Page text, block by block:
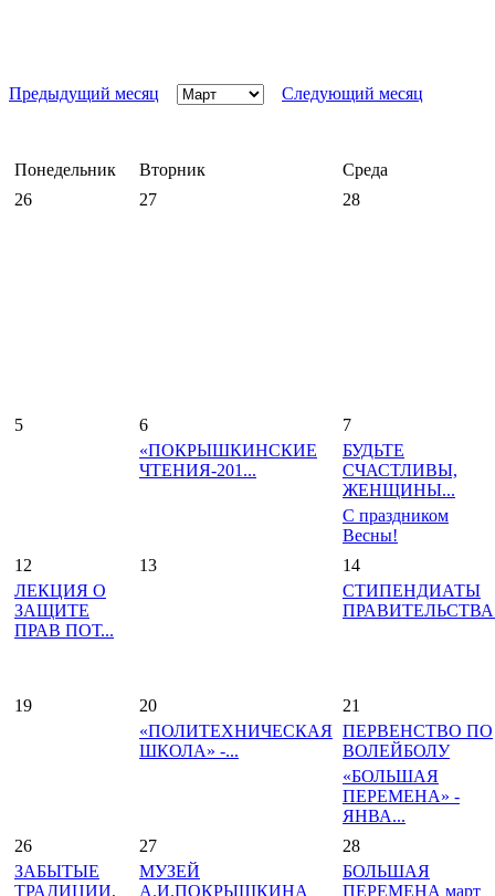
Предыдущий месяц Следующий месяц
Понедельник Вторник
Среда
26
27 28
5
6
«ПОКРЫШКИНСКИЕ
ЧТЕНИЯ-201...
7
БУДЬТЕ
СЧАСТЛИВЫ,
ЖЕНЩИНЫ...
С праздником
Весны!
12
ЛЕКЦИЯ О
ЗАЩИТЕ
ПРАВ ПОТ...
13
14
СТИПЕНДИАТЫ
19
20
«ПОЛИТЕХНИЧЕСКАЯ
ШКОЛА» -...
21
ПЕРВЕНСТВО ПО
ВОЛЕЙБОЛУ
«БОЛЬШАЯ
ПЕРЕМЕНА» -
ЯНВА...
26
ЗАБЫТЫЕ
ТРАДИЦИИ,
27
МУЗЕЙ
А.И.ПОКРЫШКИНА
28
БОЛЬШАЯ
ПЕРЕМЕНА март